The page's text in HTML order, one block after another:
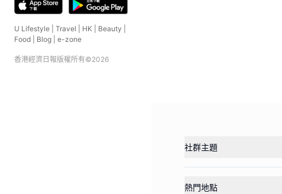
U Lifestyle Travel HK Beauty
Food
Blog e-zone
香港經濟日報版權所有©2026
社群主題
熱門地點